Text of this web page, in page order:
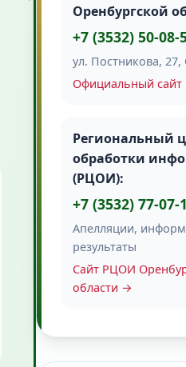
Оренбургской
+7 (3532) 50-08-
ул. Постникова, 27,
Официальный
Региональный
обработки
(РЦОИ):
+7 (3532) 77-07-
Апелляции,
результаты
Сайт РЦОИ
области →